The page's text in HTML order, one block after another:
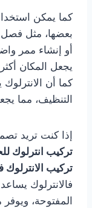
كما يمكن
بعضها، مثل
أو إنشاء ممر
يجعل المكان
كما أن
التنظيف، مما
إذا كنت تريد
تركيب انترلوك
تركيب الانترلوك
فالانترلوك
المفتوحة،